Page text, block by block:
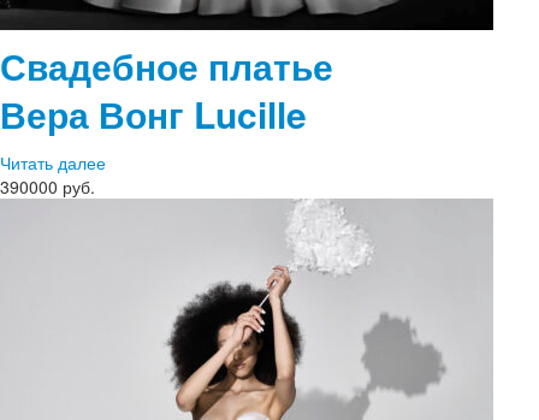
Свадебное платье
Вера Вонг Lucille
Читать далее
390000 руб.